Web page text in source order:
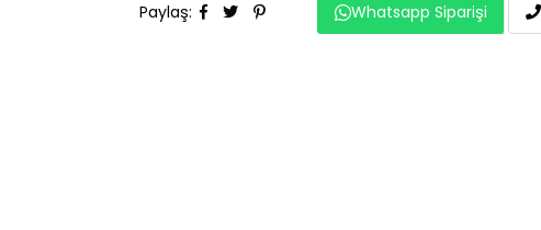
Paylaş: Whatsapp Siparişi